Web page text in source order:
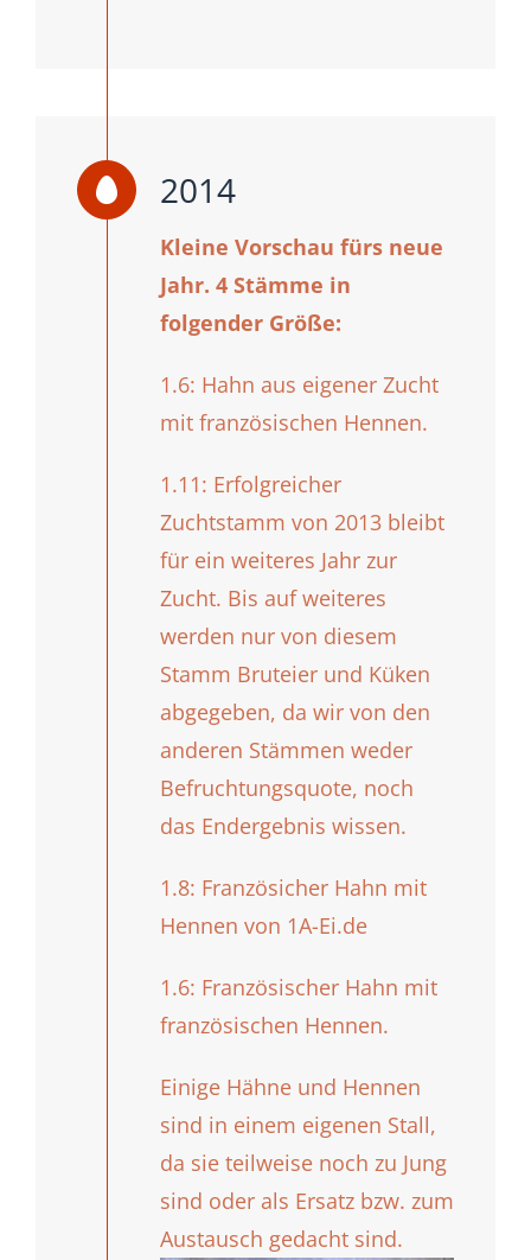
2014
Kleine Vorschau fürs neue
Jahr. 4 Stämme in
folgender Größe:
1.6: Hahn aus eigener Zucht
mit französischen Hennen.
1.11: Erfolgreicher
Zuchtstamm von 2013 bleibt
für ein weiteres Jahr zur
Zucht. Bis auf weiteres
werden nur von diesem
Stamm Bruteier und Küken
abgegeben, da wir von den
anderen Stämmen weder
Befruchtungsquote, noch
das Endergebnis wissen.
1.8: Französicher Hahn mit
Hennen von 1A-Ei.de
1.6: Französischer Hahn mit
französischen Hennen.
Einige Hähne und Hennen
sind in einem eigenen Stall,
da sie teilweise noch zu Jung
sind oder als Ersatz bzw. zum
Austausch gedacht sind.